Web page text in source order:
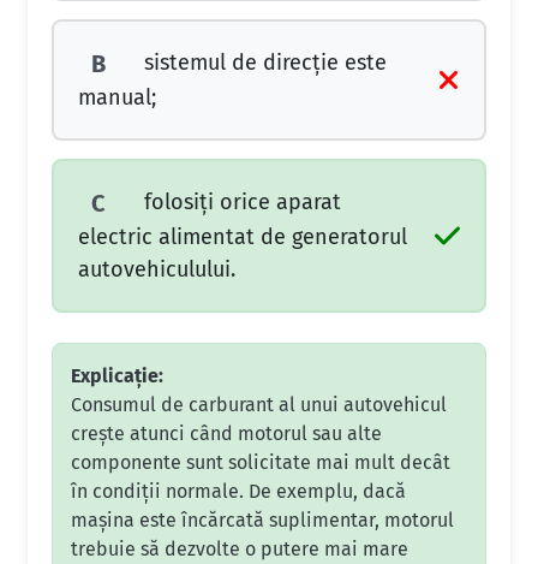
B
sistemul de direcţie este
manual;
C
folosiţi orice aparat
electric alimentat de generatorul
autovehiculului.
Explicație:
Consumul de carburant al unui autovehicul
crește atunci când motorul sau alte
componente sunt solicitate mai mult decât
în condiții normale. De exemplu, dacă
mașina este încărcată suplimentar, motorul
trebuie să dezvolte o putere mai mare